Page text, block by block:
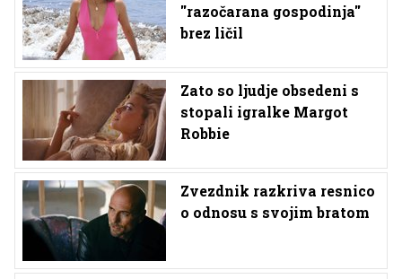
''razočarana gospodinja''
brez ličil
Zato so ljudje obsedeni s
stopali igralke Margot
Robbie
Zvezdnik razkriva resnico
o odnosu s svojim bratom